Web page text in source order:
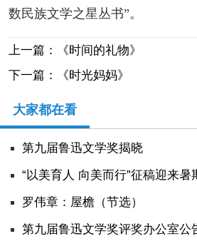
数民族文学之星丛书”。
上一篇：《时间的礼物》
下一篇：《时光妈妈》
大家都在看
第九届鲁迅文学奖揭晓
“以美育人 向美而行”征稿迎来暑
罗伟章：屋檐（节选）
第九届鲁迅文学奖评奖办公室公